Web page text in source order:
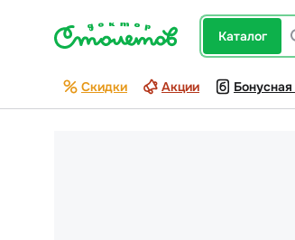
каталог
Скидки Акции